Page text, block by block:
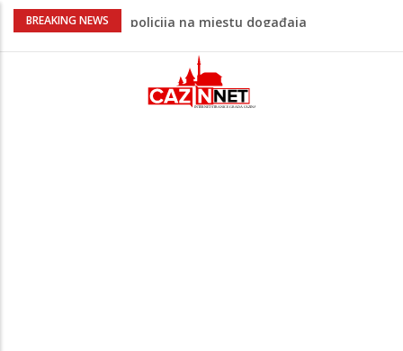
BREAKING NEWS
Ovo je 24-godišnji mladić koji je izgubio
Na Ahiret preselio LJUBIJANKIĆ (Hasan)
Na Ahiret preselio HALILOVIĆ (Smajil)